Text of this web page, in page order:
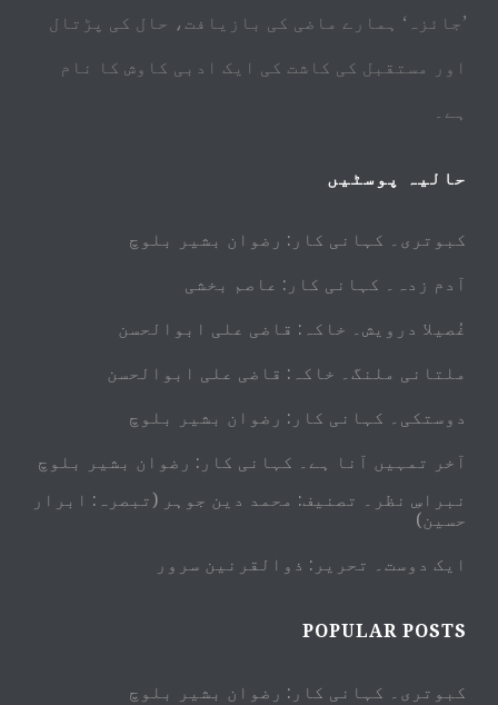
’جائزہ‘ ہمارے ماضی کی بازیافت، حال کی پڑتال
اور مستقبل کی کاشت کی ایک ادبی کاوش کا نام
ہے۔
حالیہ پوسٹیں
کبوتری۔ کہانی کار: رضوان بشیر بلوچ
آدم زدہ۔ کہانی کار: عاصم بخشی
غُصیلا درویش۔ خاکہ: قاضی علی ابوالحسن
ملتانی ملنگ۔ خاکہ: قاضی علی ابوالحسن
دوستکی۔ کہانی کار: رضوان بشیر بلوچ
آخر تمہیں آنا ہے۔ کہانی کار: رضوان بشیر بلوچ
نبراسِ نظر۔ تصنیف: محمد دین جوہر (تبصرہ: ابرار
حسین)
ایک دوست۔ تحریر: ذوالقرنین سرور
POPULAR POSTS
کبوتری۔ کہانی کار: رضوان بشیر بلوچ